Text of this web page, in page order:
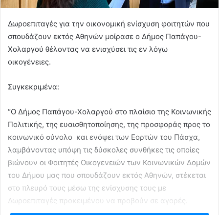
Δωροεπιταγές για την οικονομική ενίσχυση φοιτητών που
σπουδάζουν εκτός Αθηνών μοίρασε ο Δήμος Παπάγου-
Χολαργού θέλοντας να ενισχύσει τις εν λόγω
οικογένειες.
Συγκεκριμένα:
“Ο Δήμος Παπάγου-Χολαργού στο πλαίσιο της Κοινωνικής
Πολιτικής, της ευαισθητοποίησης, της προσφοράς προς το
κοινωνικό σύνολο και ενόψει των Εορτών του Πάσχα,
λαμβάνοντας υπόψη τις δύσκολες συνθήκες τις οποίες
βιώνουν οι Φοιτητές Οικογενειών των Κοινωνικών Δομών
του Δήμου μας που σπουδάζουν εκτός Αθηνών, στέκεται
στο πλευρό τους μέσω της ενίσχυσης τους με
Δωροεπιταγές προκειμένου να προβούν σε αγορές.